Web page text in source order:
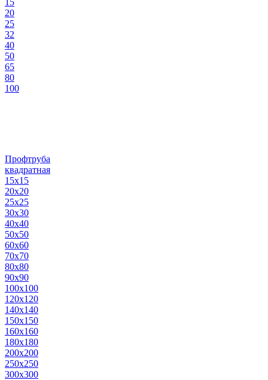
15
20
25
32
40
50
65
80
100
Профтруба
квадратная
15х15
20х20
25х25
30х30
40х40
50х50
60х60
70х70
80х80
90х90
100х100
120х120
140х140
150х150
160х160
180х180
200х200
250х250
300х300